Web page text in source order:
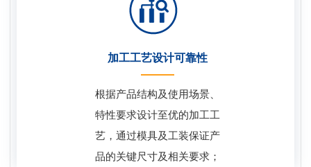
加工工艺设计可靠性
根据产品结构及使用场景、
特性要求设计至优的加工工
艺，通过模具及工装保证产
品的关键尺寸及相关要求；